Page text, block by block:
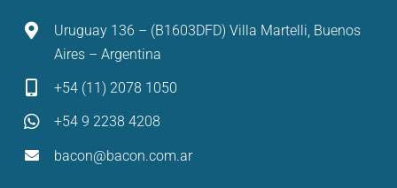
Uruguay 136 – (B1603DFD) Villa Martelli, Buenos
Aires – Argentina
+54 (11) 2078 1050
+54 9 2238 4208
bacon@bacon.com.ar